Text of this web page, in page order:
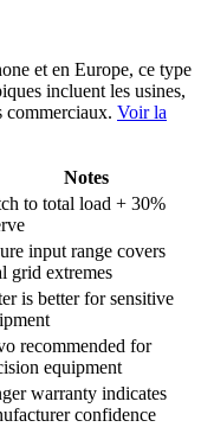
et en Europe, ce type
incluent les usines,
commerciaux. Voir la
Notes
to total load + 30%
input range covers
grid extremes
is better for sensitive
recommended for
equipment
warranty indicates
confidence